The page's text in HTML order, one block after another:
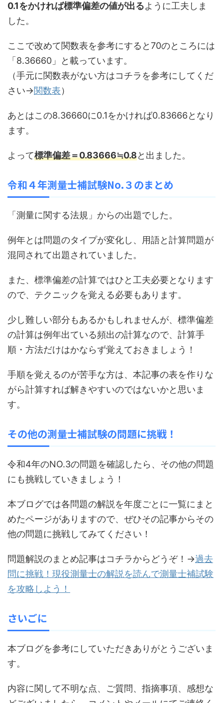
0.1をかければ標準偏差の値が出るように工夫しま
した。
ここで改めて関数表を参考にすると70のところには
「8.36660」と載っています。
（手元に関数表がない方はコチラを参考にしてくだ
さい→関数表）
あとはこの8.36660に0.1をかければ0.83666となり
ます。
よって標準偏差＝0.83666≒0.8と出ました。
令和４年測量士補試験No.３のまとめ
「測量に関する法規」からの出題でした。
例年とは問題のタイプが変化し、用語と計算問題が
混同されて出題されていました。
また、標準偏差の計算ではひと工夫必要となります
ので、テクニックを覚える必要もあります。
少し難しい部分もあるかもしれませんが、標準偏差
の計算は例年出ている頻出の計算なので、計算手
順・方法だけはかならず覚えておきましょう！
手順を覚えるのが苦手な方は、本記事の表を作りな
がら計算すれば解きやすいのではないかと思いま
す。
その他の測量士補試験の問題に挑戦！
令和4年のNO.3の問題を確認したら、その他の問題
にも挑戦していきましょう！
本ブログでは各問題の解説を年度ごとに一覧にまと
めたページがありますので、ぜひその記事からその
他の問題に挑戦してみてください！
問題解説のまとめ記事はコチラからどうぞ！→過去
問に挑戦！現役測量士の解説を読んで測量士補試験
を攻略しよう！
さいごに
本ブログを参考にしていただきありがとうございま
す。
内容に関して不明な点、ご質問、指摘事項、感想な